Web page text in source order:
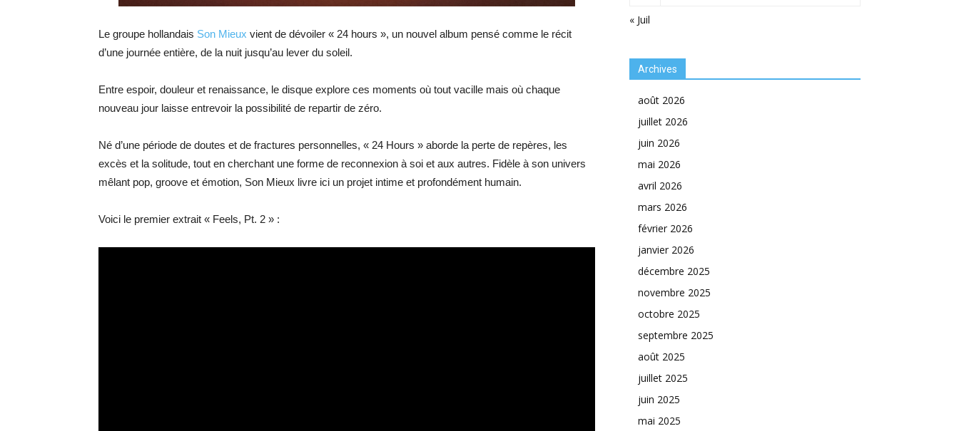
Le groupe hollandais Son Mieux vient de dévoiler « 24 hours », un nouvel album pensé comme le récit
d’une journée entière, de la nuit jusqu’au lever du soleil.
Entre espoir, douleur et renaissance, le disque explore ces moments où tout vacille mais où chaque
nouveau jour laisse entrevoir la possibilité de repartir de zéro.
Né d’une période de doutes et de fractures personnelles, « 24 Hours » aborde la perte de repères, les
excès et la solitude, tout en cherchant une forme de reconnexion à soi et aux autres. Fidèle à son univers
mêlant pop, groove et émotion, Son Mieux livre ici un projet intime et profondément humain.
Voici le premier extrait « Feels, Pt. 2 » :
« Juil
Archives
août 2026
juillet 2026
juin 2026
mai 2026
avril 2026
mars 2026
février 2026
janvier 2026
décembre 2025
novembre 2025
octobre 2025
septembre 2025
août 2025
juillet 2025
juin 2025
mai 2025